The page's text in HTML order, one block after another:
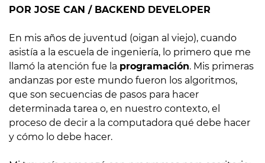
POR JOSE CAN / BACKEND DEVELOPER
En mis años de juventud (oigan al viejo), cuando
asistía a la escuela de ingeniería, lo primero que me
llamó la atención fue la programación. Mis primeras
andanzas por este mundo fueron los algoritmos,
que son secuencias de pasos para hacer
determinada tarea o, en nuestro contexto, el
proceso de decir a la computadora qué debe hacer
y cómo lo debe hacer.